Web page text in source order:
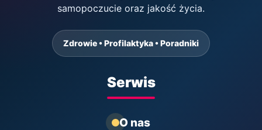
samopoczucie oraz jakość życia.
Zdrowie • Profilaktyka • Poradniki
Serwis
O nas